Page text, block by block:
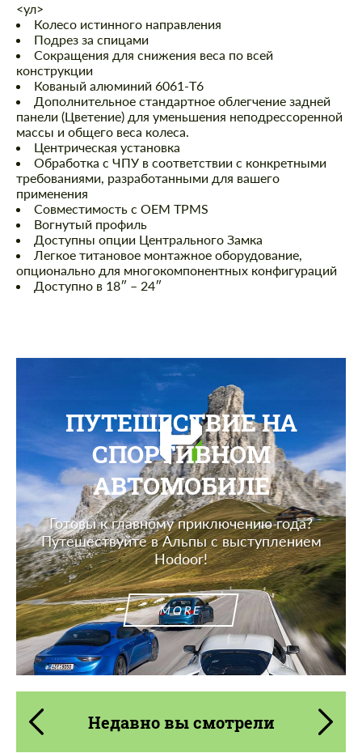
<ул>
Колесо истинного направления
Подрез за спицами
Сокращения для снижения веса по всей
конструкции
Кованый алюминий 6061-T6
Дополнительное стандартное облегчение задней
панели (Цветение) для уменьшения неподрессоренной
массы и общего веса колеса.
Центрическая установка
Обработка с ЧПУ в соответствии с конкретными
требованиями, разработанными для вашего
применения
Совместимость с OEM TPMS
Вогнутый профиль
Доступны опции Центрального Замка
Легкое титановое монтажное оборудование,
опционально для многокомпонентных конфигураций
Доступно в 18″ – 24″
ПУТЕШЕСТВИЕ НА
СПОРТИВНОМ
АВТОМОБИЛЕ
Готовы к главному приключению года?
Путешествуйте в Альпы с выступлением
Hodoor!
MORE
Недавно вы смотрели